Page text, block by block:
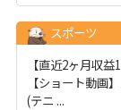
スポーツ
【直近2ヶ月収益
【ショート動画
(テニ ...